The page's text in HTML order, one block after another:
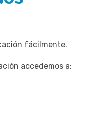
fácilmente.
accedemos a: